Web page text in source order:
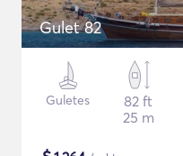
Gulet 82
Guletes
82 ft
25 m